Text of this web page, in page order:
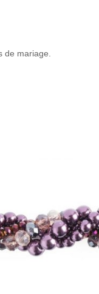
de mariage.